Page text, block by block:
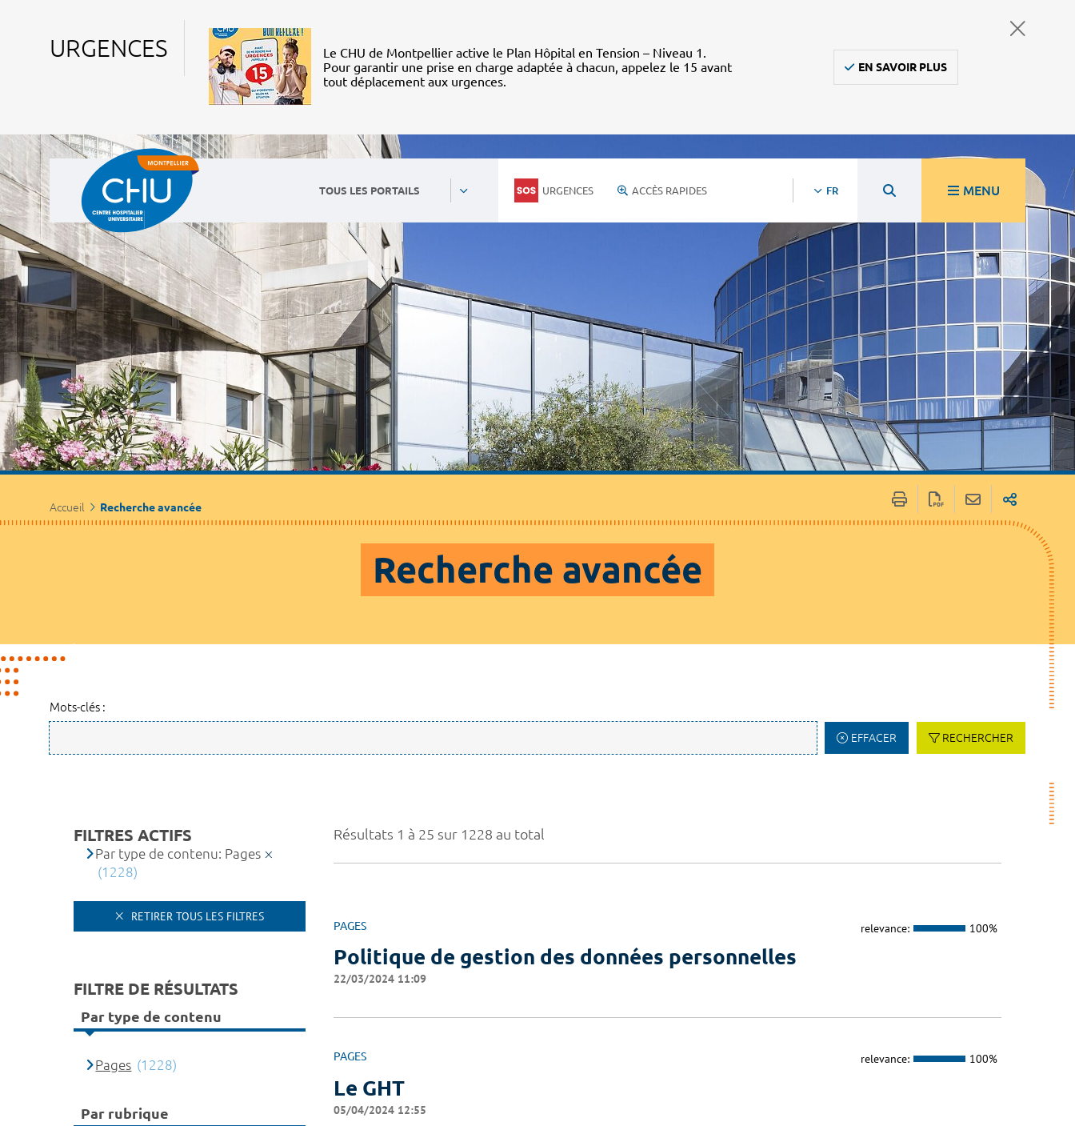
URGENCES
Le CHU de Montpellier active le Plan Hôpital en Tension – Niveau 1.
Pour garantir une prise en charge adaptée à chacun, appelez le 15 avant
tout déplacement aux urgences.
EN SAVOIR PLUS
TOUS LES PORTAILS URGENCES ACCÈS RAPIDES FR MENU
Accueil Recherche avancée
Recherche avancée
Mots-clés :
EFFACER RECHERCHER
Résultats 1 à 25 sur 1228 au total
PAGES relevance: 100%
Politique de gestion des données personnelles
22/03/2024 11:09
PAGES relevance: 100%
Le GHT
05/04/2024 12:55
FILTRES ACTIFS
Par type de contenu: Pages
(1228)
RETIRER TOUS LES FILTRES
FILTRE DE RÉSULTATS
Par type de contenu
Pages (1228)
Par rubrique